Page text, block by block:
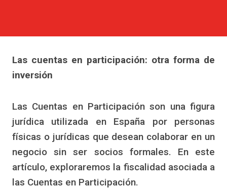
Las cuentas en participación: otra forma de
inversión
Las Cuentas en Participación son una figura
jurídica utilizada en España por personas
físicas o jurídicas que desean colaborar en un
negocio sin ser socios formales. En este
artículo, exploraremos la fiscalidad asociada a
las Cuentas en Participación.